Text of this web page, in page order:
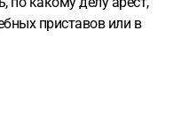
дела. как
ли по этому?
приставов или в